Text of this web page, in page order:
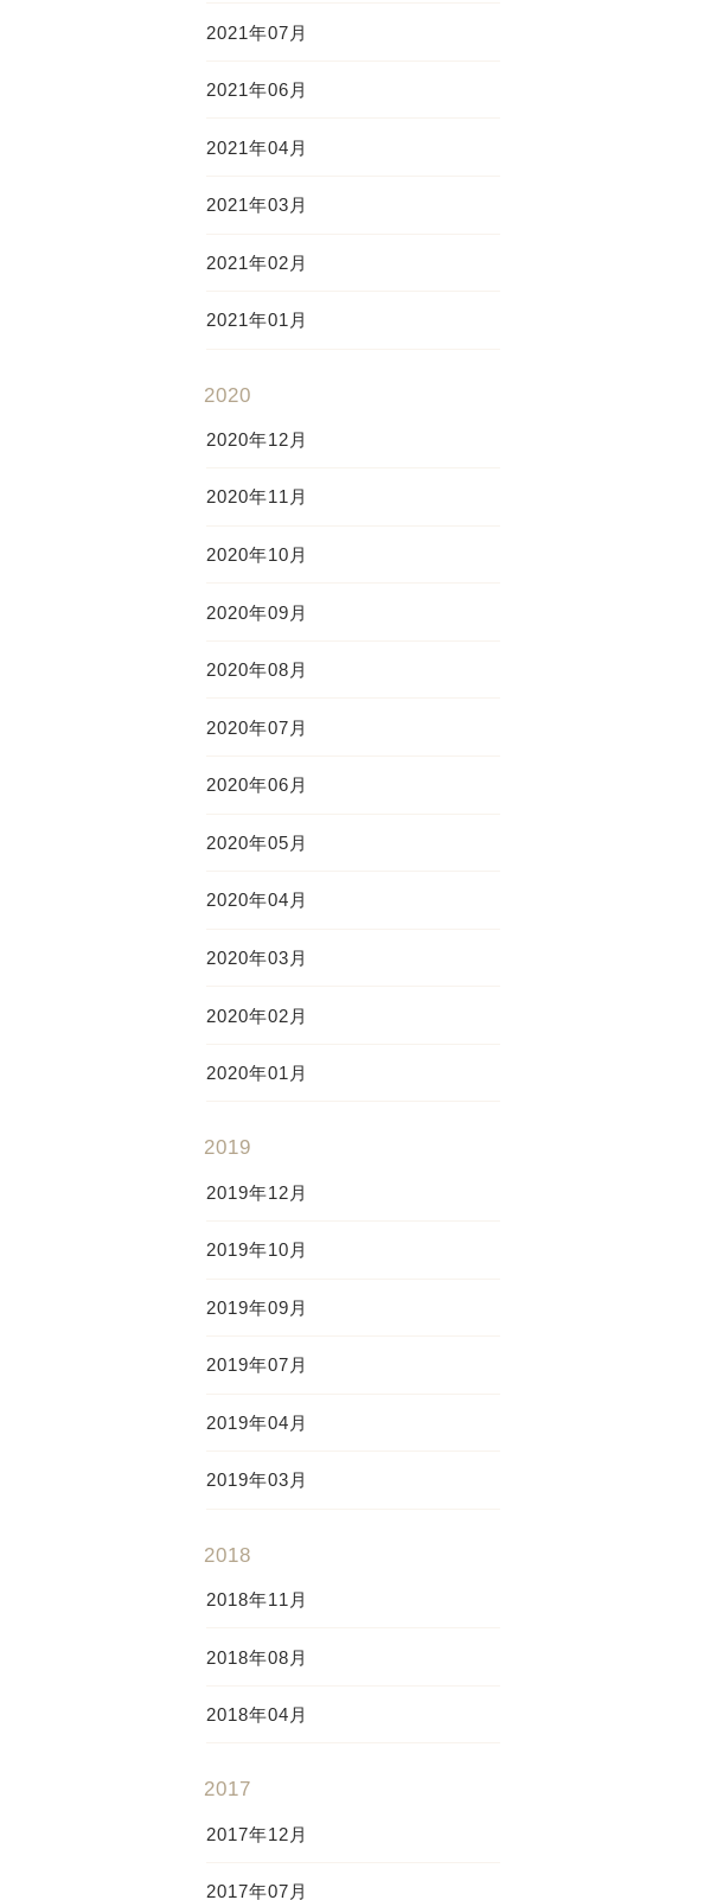
2021年07月
2021年06月
2021年04月
2021年03月
2021年02月
2021年01月
2020
2020年12月
2020年11月
2020年10月
2020年09月
2020年08月
2020年07月
2020年06月
2020年05月
2020年04月
2020年03月
2020年02月
2020年01月
2019
2019年12月
2019年10月
2019年09月
2019年07月
2019年04月
2019年03月
2018
2018年11月
2018年08月
2018年04月
2017
2017年12月
2017年07月